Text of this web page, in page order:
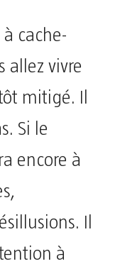
cache-
allez vivre
mitigé. Il
Si le
encore à
Il
à